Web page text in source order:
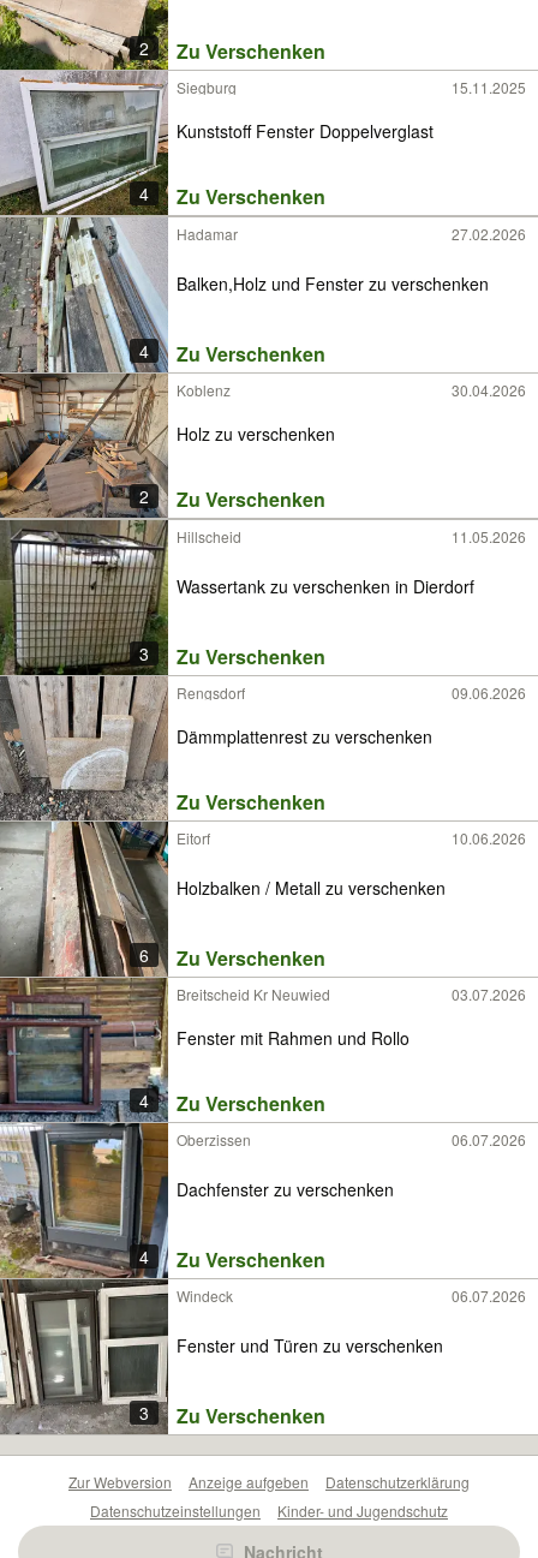
2 Zu Verschenken
4
Siegburg 15.11.2025
Kunststoff Fenster Doppelverglast
Zu Verschenken
4
Hadamar 27.02.2026
Balken,Holz und Fenster zu verschenken
Zu Verschenken
2
Koblenz 30.04.2026
Holz zu verschenken
Zu Verschenken
3
Hillscheid 11.05.2026
Wassertank zu verschenken in Dierdorf
Zu Verschenken
Rengsdorf 09.06.2026
Dämmplattenrest zu verschenken
Zu Verschenken
6
Eitorf 10.06.2026
Holzbalken / Metall zu verschenken
Zu Verschenken
4
Breitscheid Kr Neuwied 03.07.2026
Fenster mit Rahmen und Rollo
Zu Verschenken
4
Oberzissen 06.07.2026
Dachfenster zu verschenken
Zu Verschenken
3
Windeck 06.07.2026
Fenster und Türen zu verschenken
Zu Verschenken
Nachricht
Zur Webversion Anzeige aufgeben
Datenschutzerklärung
Datenschutzeinstellungen
Kinder- und Jugendschutz
Barrierefreiheitserklärung